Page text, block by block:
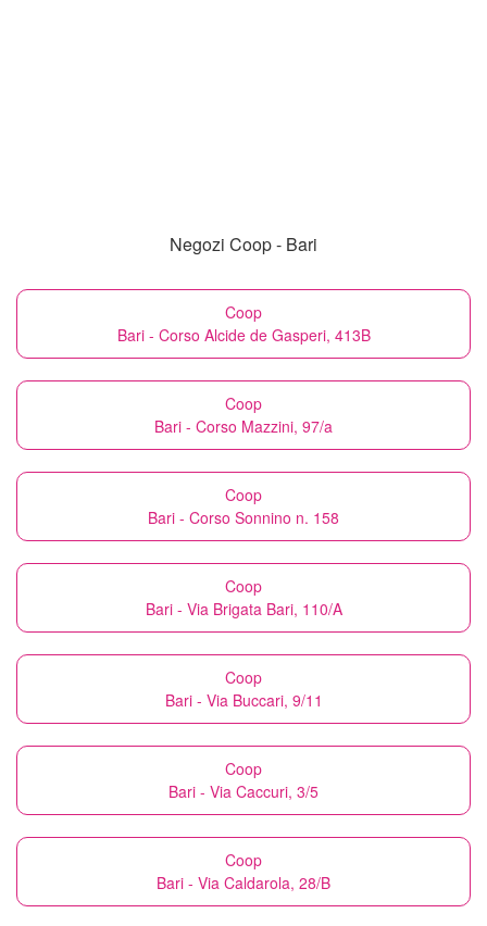
Negozi Coop - Bari
Coop
Bari - Corso Alcide de Gasperi, 413B
Coop
Bari - Corso Mazzini, 97/a
Coop
Bari - Corso Sonnino n. 158
Coop
Bari - Via Brigata Bari, 110/A
Coop
Bari - Via Buccari, 9/11
Coop
Bari - Via Caccuri, 3/5
Coop
Bari - Via Caldarola, 28/B